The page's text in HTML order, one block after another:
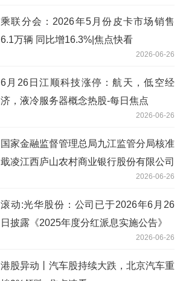
乘联分会：2026年5月份皮卡市场销售
6.1万辆 同比增16.3%|焦点快看
2026-06-26
6月26日江顺科技涨停：航天，低空经
济，液冷服务器概念热股-每日焦点
2026-06-26
国家金融监督管理总局九江监管分局核准
戢凌江西庐山农村商业银行股份有限公司
2026-06-26
滚动:光华股份：公司已于2026年6月26
日披露《2025年度分红派息实施公告》
2026-06-26
港股异动丨汽车股持续大跌，北京汽车重